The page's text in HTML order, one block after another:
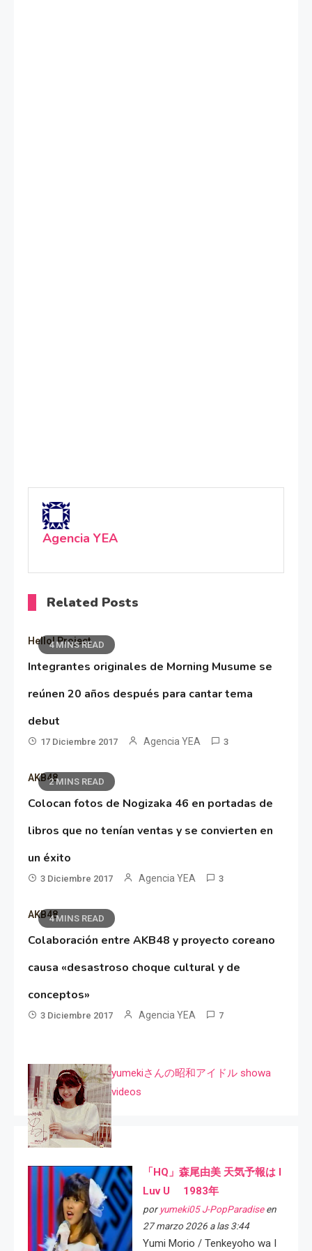
Agencia YEA
Related Posts
4 MINS READ
Hello! Project
Integrantes originales de Morning Musume se
reúnen 20 años después para cantar tema
debut
17 Diciembre 2017 Agencia YEA 3
2 MINS READ
AKB48
Colocan fotos de Nogizaka 46 en portadas de
libros que no tenían ventas y se convierten en
un éxito
3 Diciembre 2017 Agencia YEA 3
4 MINS READ
AKB48
Colaboración entre AKB48 y proyecto coreano
causa «desastroso choque cultural y de
conceptos»
3 Diciembre 2017 Agencia YEA 7
yumekiさんの昭和アイドル showa
videos
「HQ」森尾由美 天気予報は I
Luv U 1983年
por yumeki05 J-PopParadiseen
27 marzo 2026 a las 3:44
Yumi Morio / Tenkeyoho wa I